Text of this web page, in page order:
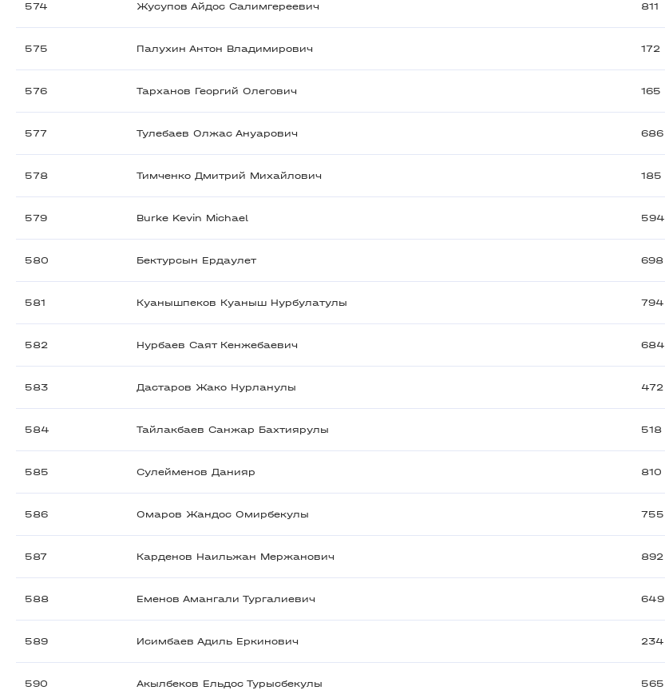
574 Жусупов Айдос Салимгереевич 811
575 Палухин Антон Владимирович 172
576 Тарханов Георгий Олегович 165
577 Тулебаев Олжас Ануарович 686
578 Тимченко Дмитрий Михайлович 185
579 Burke Kevin Michael 594
580 Бектурсын Ердаулет 698
581 Куанышпеков Куаныш Нурбулатулы 794
582 Нурбаев Саят Кенжебаевич 684
583 Дастаров Жако Нурланулы 472
584 Тайлакбаев Санжар Бахтиярулы 518
585 Сулейменов Данияр 810
586 Омаров Жандос Омирбекулы 755
587 Карденов Наильжан Мержанович 892
588 Еменов Амангали Тургалиевич 649
589 Исимбаев Адиль Еркинович 234
590 Акылбеков Ельдос Турысбекулы 565